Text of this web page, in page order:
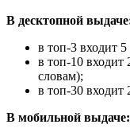
В десктопной
в топ-3 входит 5
в топ-10 входит
словам);
в топ-30 входит
В мобильной выдаче: